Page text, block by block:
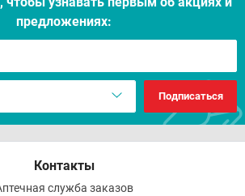
предложениях:
Подписаться
Контакты
служба заказов